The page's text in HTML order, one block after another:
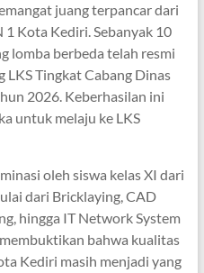
juang terpancar dari
Kota Kediri. Sebanyak 10
lomba berbeda telah resmi
LKS Tingkat Cabang Dinas
2026. Keberhasilan ini
untuk melaju ke LKS
oleh siswa kelas XI dari
dari Bricklaying, CAD
hingga IT Network System
bahwa kualitas
Kediri masih menjadi yang